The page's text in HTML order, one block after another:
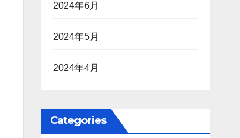
2024年6月
2024年5月
2024年4月
Categories